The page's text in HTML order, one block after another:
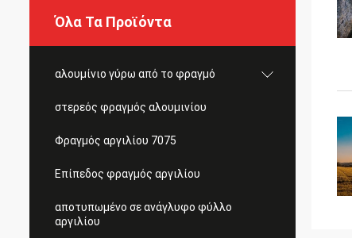
Όλα Τα Προϊόντα
αλουμίνιο γύρω από το φραγμό
στερεός φραγμός αλουμινίου
Φραγμός αργιλίου 7075
Επίπεδος φραγμός αργιλίου
αποτυπωμένο σε ανάγλυφο φύλλο
αργιλίου